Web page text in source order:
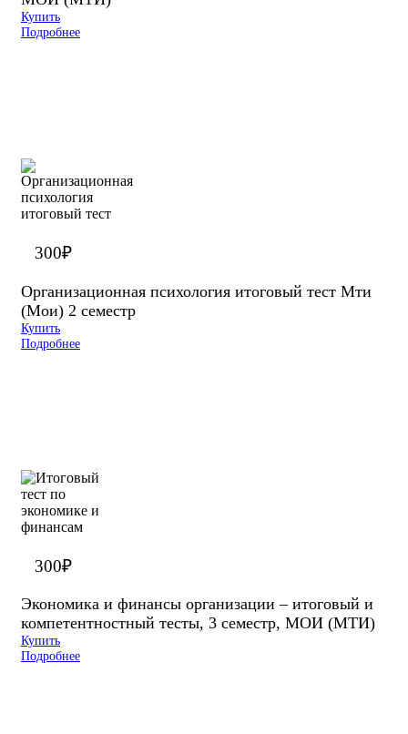
Купить
Подробнее
300₽
Организационная психология итоговый тест Мти
(Мои) 2 семестр
Купить
Подробнее
300₽
Экономика и финансы организации – итоговый и
компетентностный тесты, 3 семестр, МОИ (МТИ)
Купить
Подробнее